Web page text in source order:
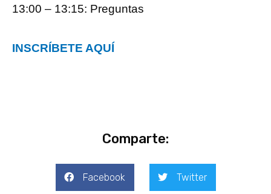
13:00 – 13:15: Preguntas
INSCRÍBETE AQUÍ
Comparte:
Facebook Twitter